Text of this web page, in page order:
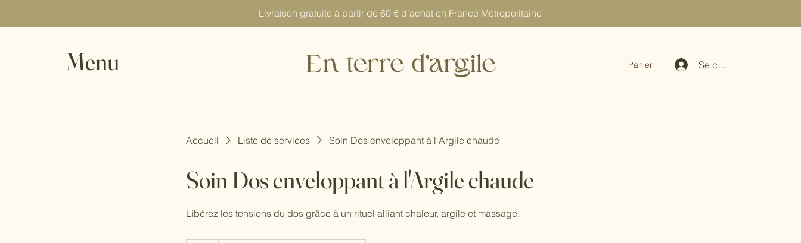
Livraison gratuite à partir de 60 € d'achat en France Métropolitaine
Menu Panier Se connecter
Accueil Liste de services Soin Dos enveloppant à l'Argile chaude
Soin Dos enveloppant à l'Argile chaude
Libérez les tensions du dos grâce à un rituel alliant chaleur, argile et massage.